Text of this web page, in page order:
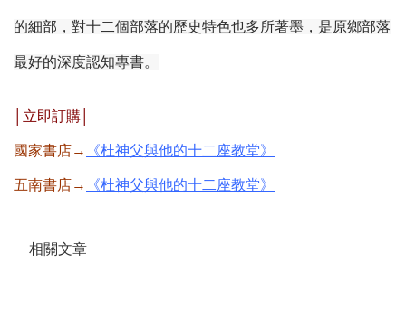
的細部，對十二個部落的歷史特色也多所著墨，是原鄉部落
最好的深度認知專書。
│立即訂購│
國家書店→ 《杜神父與他的十二座教堂》
五南書店→ 《杜神父與他的十二座教堂》
相關文章